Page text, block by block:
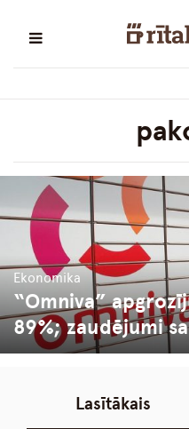
Ekonomika
“Omniva”
89%; zaudējumi
Lasītākais